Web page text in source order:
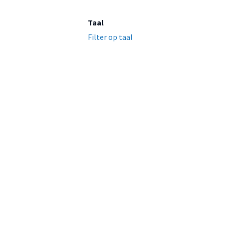
Taal
Filter op taal